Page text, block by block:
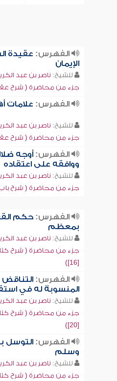
الفهرس: عقيدة
الإيمان
للشيخ: ناصر بن عبد
جزء من محاضرة ( شرح
الفهرس: علامات
للشيخ: ناصر بن عبد
جزء من محاضرة ( شرح
الفهرس:أوجه
ووافقه على اعتقاده
للشيخ: ناصر بن عبد
جزء من محاضرة ( شرح باب
الفهرس:حكم
بمعظم
للشيخ: ناصر بن عبد
جزء من محاضرة ( شرح
[16])
الفهرس:التناقض
المنسوبة له في
للشيخ: ناصر بن عبد
جزء من محاضرة ( شرح
[20])
الفهرس:التوسل
وسلم
للشيخ: ناصر بن عبد
جزء من محاضرة ( شرح